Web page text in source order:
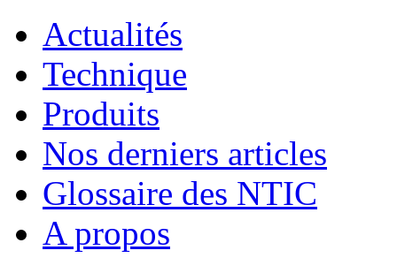
Actualités
Technique
Produits
Nos derniers articles
Glossaire des NTIC
A propos